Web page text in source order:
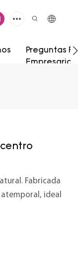
Preguntas
Fabricada
ideal